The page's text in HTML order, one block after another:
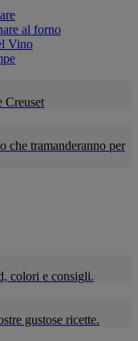
al forno
Vino
Creuset
che tramanderanno per
colori e consigli.
gustose ricette.